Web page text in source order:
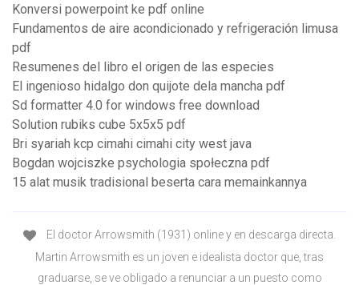
Konversi powerpoint ke pdf online
Fundamentos de aire acondicionado y refrigeración limusa
pdf
Resumenes del libro el origen de las especies
El ingenioso hidalgo don quijote dela mancha pdf
Sd formatter 4.0 for windows free download
Solution rubiks cube 5x5x5 pdf
Bri syariah kcp cimahi cimahi city west java
Bogdan wojciszke psychologia społeczna pdf
15 alat musik tradisional beserta cara memainkannya
El doctor Arrowsmith (1931) online y en descarga directa.
Martin Arrowsmith es un joven e idealista doctor que, tras
graduarse, se ve obligado a renunciar a un puesto como